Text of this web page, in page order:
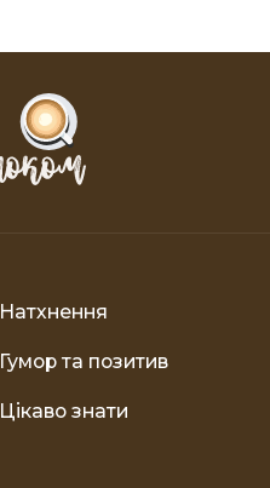
Натхнення
Гумор та позитив
Цікаво знати